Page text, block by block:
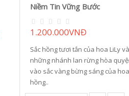
Niềm Tin Vững Bước
1.200.000VNĐ
Sắc hồng tươi tắn của hoa LiLy và
những nhánh lan rừng hòa
vào sắc vàng bừng sáng của hoa
hồng..